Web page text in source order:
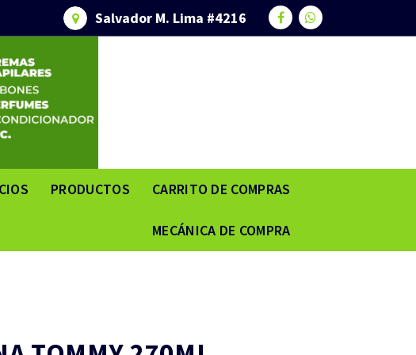
Salvador M. Lima #4216
PRODUCTOS CARRITO DE COMPRAS
MECÁNICA DE COMPRA